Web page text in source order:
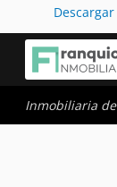
Inmobiliaria